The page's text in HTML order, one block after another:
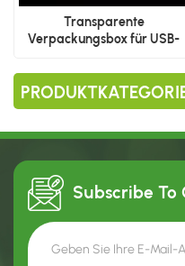
Transparente
Verpackungsbox für USB-
Subscribe To